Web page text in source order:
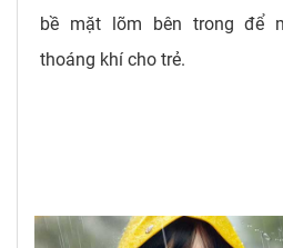
bề mặt lõm bên trong để
thoáng khí cho trẻ.